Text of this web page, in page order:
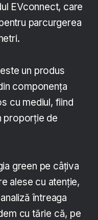
EVconnect, care
parcurgerea
un produs
componența
cu mediul, fiind
proporție de
green pe câțiva
alese cu atenție,
întreaga
cu tărie că, pe